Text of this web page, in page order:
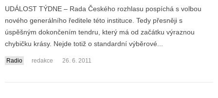
STRÁNKY RÁDIÍ
STRÁNKY TV
UDÁLOST TÝDNE – Rada Českého rozhlasu pospíchá s volbou
nového generálního ředitele této instituce. Tedy přesněji s
úspěšným dokončením tendru, který má od začátku výraznou
chybičku krásy. Nejde totiž o standardní výběrové...
Radio redakce 26. 6. 2011